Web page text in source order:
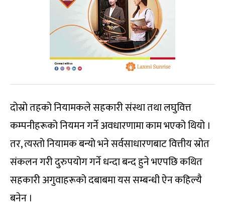
दोस्रो तहको नियामकले सहकारी संस्था तथा लघुवित्त
कम्पनीहरूको नियमन गर्ने अवधारणामा काम भएको थियो ।
तर, त्यस्तो नियामक बन्यो भने सर्वसाधारणबाट वित्तीय स्रोत
संकलन गरी दुरुपयोग गर्ने धन्दा बन्द हुने भएपछि कथित
सहकारी अगुवाहरूको दबाबमा यस सम्बन्धी ऐन कहिल्यै
बनेन ।